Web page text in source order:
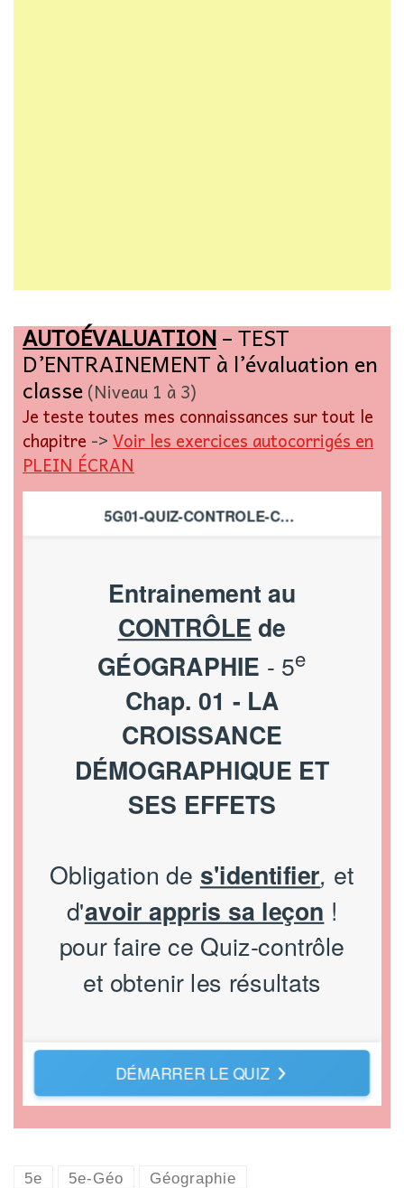
AUTOÉVALUATION– TEST
D’ENTRAINEMENT à l’évaluation en
classe (Niveau 1 à 3)
Je teste toutes mes connaissances sur tout le
chapitre -> Voir les exercices autocorrigés en
PLEIN ÉCRAN
5e 5e-Géo Géographie